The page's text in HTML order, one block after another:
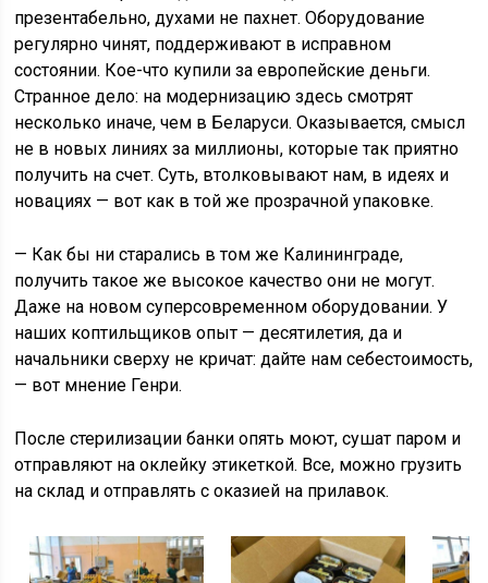
презентабельно, духами не пахнет. Оборудование
регулярно чинят, поддерживают в исправном
состоянии. Кое-что купили за европейские деньги.
Странное дело: на модернизацию здесь смотрят
несколько иначе, чем в Беларуси. Оказывается, смысл
не в новых линиях за миллионы, которые так приятно
получить на счет. Суть, втолковывают нам, в идеях и
новациях — вот как в той же прозрачной упаковке.
— Как бы ни старались в том же Калининграде,
получить такое же высокое качество они не могут.
Даже на новом суперсовременном оборудовании. У
наших коптильщиков опыт — десятилетия, да и
начальники сверху не кричат: дайте нам себестоимость,
— вот мнение Генри.
После стерилизации банки опять моют, сушат паром и
отправляют на оклейку этикеткой. Все, можно грузить
на склад и отправлять с оказией на прилавок.